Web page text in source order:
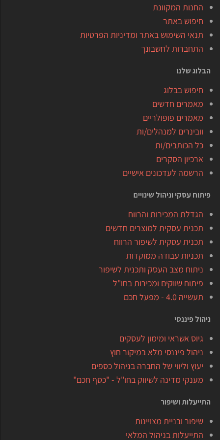
החנות המקוונת
חיפוש באתר
תנאי השימוש באתר ומדיניות הפרטיות
התחברות לחשבונך
הבלוג שלנו
חיפוש בבלוג
מאמרים חדשים
מאמרים פופולריים
וובינרים למנהלים/ות
כל הכותבים/ות
ארכיון הסקרים
הרשמה לעדכונים אישיים
פיתוח עסקי וניהול שינויים
הגדלת המכירות והרווח
תכנית עסקית למוצרים חדשים
תכנית עסקית לשיפור הרווח
תכניות עבודה ממוקדות
ניתוח מצב העסק ותכנית לשיפור
פיתוח שווקים ומכירות בחו"ל
תעשייה 4.0 - מפעל חכם
ניהול פיננסי
גיוס אשראי ומימון לעסקים
ניהול פיננסי מלא במיקור חוץ
יעוץ וליווי של החברה בניהול כספים
מענקי מדינה לשיווק בחו"ל - "כסף חכם"
התייעלות ושיפור
שיפור ובניית מצויינות
התייעלות בניהול המלאי